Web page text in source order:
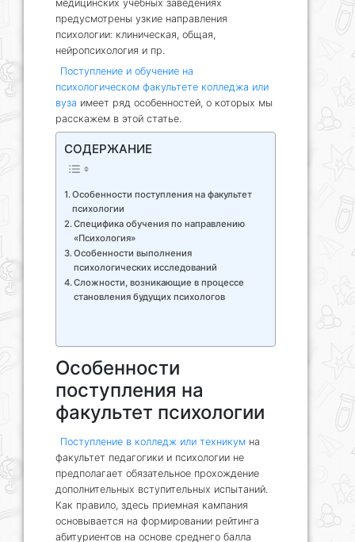
медицинских учебных заведениях
предусмотрены узкие направления
психологии: клиническая, общая,
нейропсихология и пр.
Поступление и обучение на
психологическом факультете колледжа или
вуза имеет ряд особенностей, о которых мы
расскажем в этой статье.
СОДЕРЖАНИЕ
Особенности поступления на факультет
психологии
Специфика обучения по направлению
«Психология»
Особенности выполнения
психологических исследований
Сложности, возникающие в процессе
становления будущих психологов
Особенности
поступления на
факультет психологии
Поступление в колледж или техникум на
факультет педагогики и психологии не
предполагает обязательное прохождение
дополнительных вступительных испытаний.
Как правило, здесь приемная кампания
основывается на формировании рейтинга
абитуриентов на основе среднего балла